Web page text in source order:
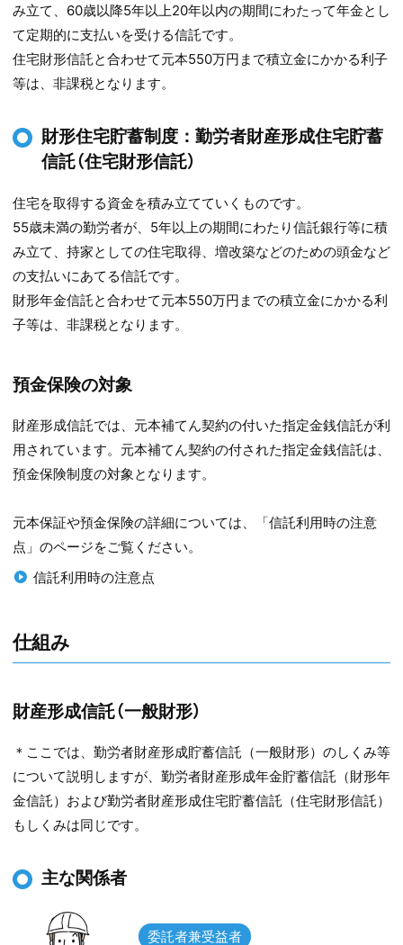
み立て、60歳以降5年以上20年以内の期間にわたって年金とし
て定期的に支払いを受ける信託です。
住宅財形信託と合わせて元本550万円まで積立金にかかる利子
等は、非課税となります。
財形住宅貯蓄制度：勤労者財産形成住宅貯蓄
信託（住宅財形信託）
住宅を取得する資金を積み立てていくものです。
55歳未満の勤労者が、5年以上の期間にわたり信託銀行等に積
み立て、持家としての住宅取得、増改築などのための頭金など
の支払いにあてる信託です。
財形年金信託と合わせて元本550万円までの積立金にかかる利
子等は、非課税となります。
預金保険の対象
財産形成信託では、元本補てん契約の付いた指定金銭信託が利
用されています。元本補てん契約の付された指定金銭信託は、
預金保険制度の対象となります。
元本保証や預金保険の詳細については、「信託利用時の注意
点」のページをご覧ください。
信託利用時の注意点
仕組み
財産形成信託（一般財形）
＊ここでは、勤労者財産形成貯蓄信託（一般財形）のしくみ等
について説明しますが、勤労者財産形成年金貯蓄信託（財形年
金信託）および勤労者財産形成住宅貯蓄信託（住宅財形信託）
もしくみは同じです。
主な関係者
委託者兼受益者